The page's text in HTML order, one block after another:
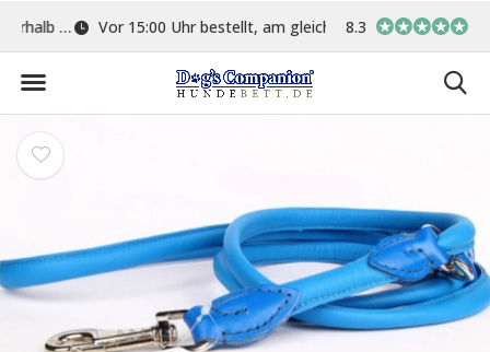
Vor 15:00 Uhr bestellt, am gleichen Tag versand In eigener
8.3